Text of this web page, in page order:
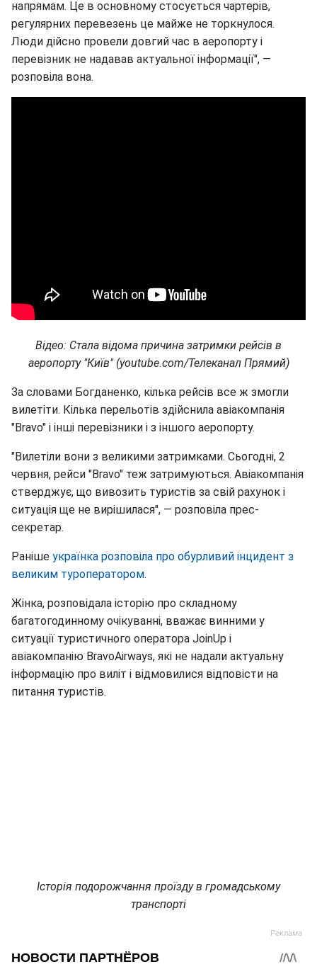
напрямам. Це в основному стосується чартерів,
регулярних перевезень це майже не торкнулося.
Люди дійсно провели довгий час в аеропорту і
перевізник не надавав актуальної інформації", ―
розповіла вона.
Відео: Стала відома причина затримки рейсів в
аеропорту "Київ" (youtube.com/Телеканал Прямий)
За словами Богданенко, кілька рейсів все ж змогли
вилетіти. Кілька перельотів здійснила авіакомпанія
"Bravo" і інші перевізники і з іншого аеропорту.
"Вилетіли вони з великими затримками. Сьогодні, 2
червня, рейси "Bravo" теж затримуються. Авіакомпанія
стверджує, що вивозить туристів за свій рахунок і
ситуація ще не вирішилася", ― розповіла прес-
секретар.
Раніше українка розповіла про обурливий інцидент з
великим туроператором.
Жінка, розповідала історію про складному
багатогодинному очікуванні, вважає винними у
ситуації туристичного оператора JoinUp і
авіакомпанію BravoAirways, які не надали актуальну
інформацію про виліт і відмовилися відповісти на
питання туристів.
Історія подорожчання проїзду в громадському
транспорті